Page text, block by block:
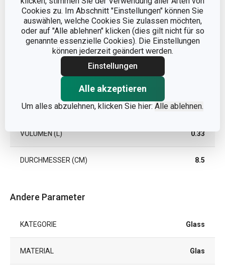
Cookies zu. Im Abschnitt "Einstellungen" können Sie
auswählen, welche Cookies Sie zulassen möchten,
oder auf "Alle ablehnen" klicken (dies gilt nicht für so
genannte essenzielle Cookies). Die Einstellungen
können jederzeit geändert werden.
Einstellungen
Alle akzeptieren
Um alles abzulehnen, klicken Sie hier: Alle ablehnen.
Abmessungen
PRODUKTHÖHE (CM) 10
VOLUMEN (L) 0.33
DURCHMESSER (CM) 8.5
Andere Parameter
KATEGORIE Glass
MATERIAL Glas